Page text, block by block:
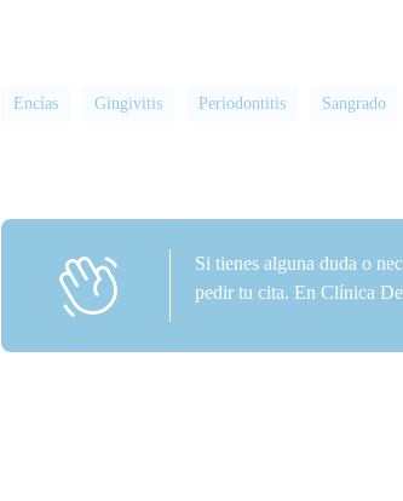
Encías Gingivitis Periodontitis Sangrado
Si tienes alguna duda o
pedir tu cita. En Clínica